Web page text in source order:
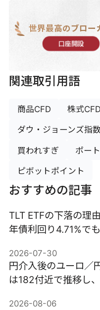
世界最高のブロー
口座開設
関連取引用語
商品CFD 株式CFD
ダウ・ジョーンズ指数
買われすぎ ポー
ピボットポイント
おすすめの記事
TLT ETFの下落の理
年債利回り4.71%で
2026-07-30
円介入後のユーロ／
は182付近で推移し
2026-08-06